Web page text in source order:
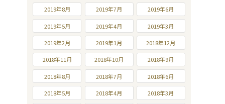
2019年8月 2019年7月 2019年6月
2019年5月 2019年4月 2019年3月
2019年2月 2019年1月 2018年12月
2018年11月 2018年10月 2018年9月
2018年8月 2018年7月 2018年6月
2018年5月 2018年4月 2018年3月